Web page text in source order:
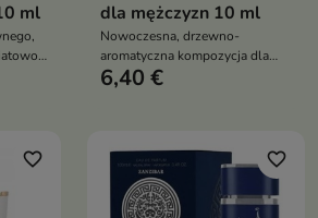
ml
dla mężczyzn 10 ml
Nowoczesna, drzewno-
aromatyczna kompozycja dla
mężczyzn, łącząca mleczną
sandałowca i ambroksanu
6,40 €
favorite_border favorite_border